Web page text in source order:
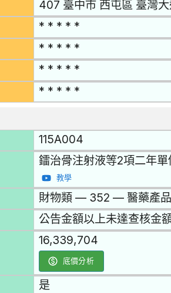
407 臺中市 西屯區 臺灣
* * * * *
* * * * *
* * * * *
* * * * *
115A004
鐳治骨注射液等2項二年
教學
財物類 — 352 — 醫藥產品
公告金額以上未達查核金
16,339,704
底價分析
是